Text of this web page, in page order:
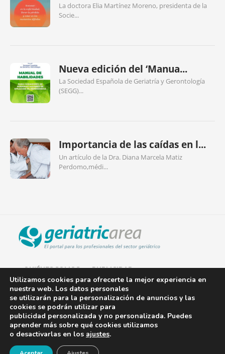
La doctora Elia Martínez Moreno, presidenta de la
Socie...
Nueva edición del ‘Manua...
La Sociedad Española de Geriatría y Gerontología
(SEGG)...
Importancia de las caídas en l...
Un artículo de la Dra. Diana Marcela Matiz
Perdomo,médi...
QUIÉNES SOMOS PUBLICIDAD
AVISO LEGAL
POLÍTICA DE COOKIES
POLÍTICA DE PRIVACIDAD
CONTACTO¡Newsletter!
Utilizamos cookies para ofrecerte la mejor experiencia en
nuestra web. Los datos personales
se utilizarán para la personalización de anuncios y las
cookies se podrán utilizar para
publicidad personalizada y no personalizada. Puedes
aprender más sobre qué cookies utilizamos
o desactivarlas en los ajustes.